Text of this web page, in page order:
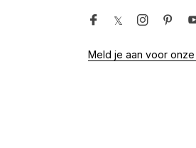
Meld je aan voor